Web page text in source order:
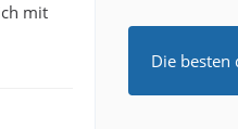
mit
Die besten